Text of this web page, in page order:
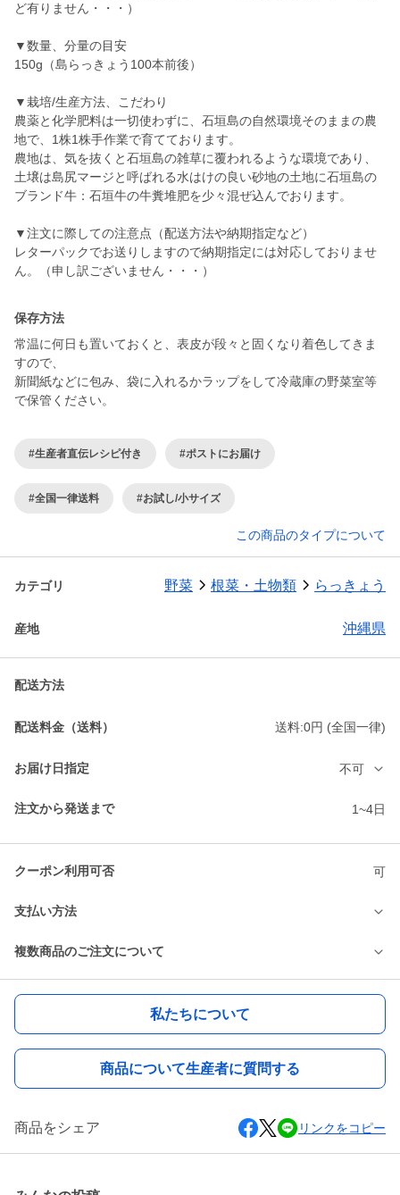
ど有りません・・・）
▼数量、分量の目安
150g（島らっきょう100本前後）
▼栽培/生産方法、こだわり
農薬と化学肥料は一切使わずに、石垣島の自然環境そのままの農
地で、1株1株手作業で育てております。
農地は、気を抜くと石垣島の雑草に覆われるような環境であり、
土壌は島尻マージと呼ばれる水はけの良い砂地の土地に石垣島の
ブランド牛：石垣牛の牛糞堆肥を少々混ぜ込んでおります。
▼注文に際しての注意点（配送方法や納期指定など）
レターパックでお送りしますので納期指定には対応しておりませ
ん。（申し訳ございません・・・）
保存方法
常温に何日も置いておくと、表皮が段々と固くなり着色してきま
すので、
新聞紙などに包み、袋に入れるかラップをして冷蔵庫の野菜室等
で保管ください。
#生産者直伝レシピ付き #ポストにお届け
#全国一律送料 #お試し/小サイズ
この商品のタイプについて
カテゴリ 野菜 根菜・土物類 らっきょう
産地 沖縄県
配送方法
配送料金（送料） 送料:0円 (全国一律)
お届け日指定 不可
注文から発送まで 1~4日
クーポン利用可否 可
支払い方法
複数商品のご注文について
私たちについて
商品について生産者に質問する
商品をシェア リンクをコピー